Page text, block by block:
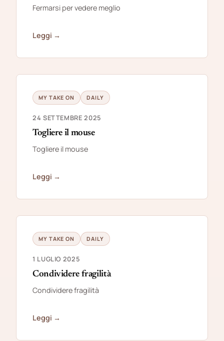
Fermarsi per vedere meglio
Leggi →
MY TAKE ON DAILY
24 SETTEMBRE 2025
Togliere il mouse
Togliere il mouse
Leggi →
MY TAKE ON DAILY
1 LUGLIO 2025
Condividere fragilità
Condividere fragilità
Leggi →